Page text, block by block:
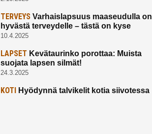
TERVEYSVarhaislapsuus maaseudulla on
hyvästä terveydelle – tästä on kyse
10.4.2025
LAPSET Kevätaurinko porottaa: Muista
suojata lapsen silmät!
24.3.2025
KOTI Hyödynnä talvikelit kotia siivotessa